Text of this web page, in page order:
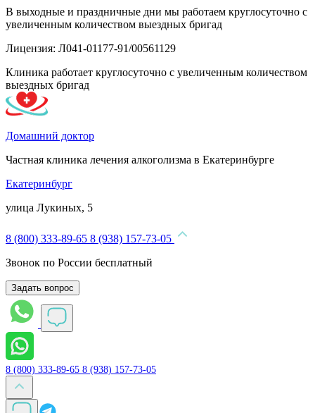
В выходные и праздничные дни мы работаем круглосуточно с
увеличенным количеством выездных бригад
Лицензия: Л041-01177-91/00561129
Клиника работает круглосуточно с увеличенным количеством
выездных бригад
Домашний доктор
Частная клиника лечения алкоголизма в Екатеринбурге
Екатеринбург
улица Лукиных, 5
8 (800) 333-89-65 8 (938) 157-73-05
Звонок по России бесплатный
Задать вопрос
8 (800) 333-89-65 8 (938) 157-73-05